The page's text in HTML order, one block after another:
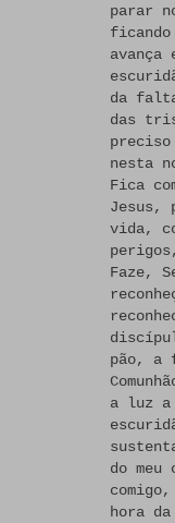
parar
avança
da
das
nesta
Fica
Jesus,
vida,
Faze,
pão, a
a luz
do meu
hora